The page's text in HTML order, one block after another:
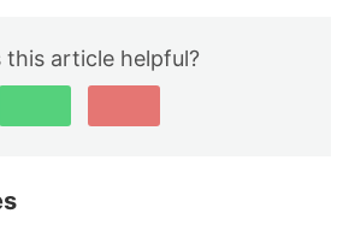
this article helpful?